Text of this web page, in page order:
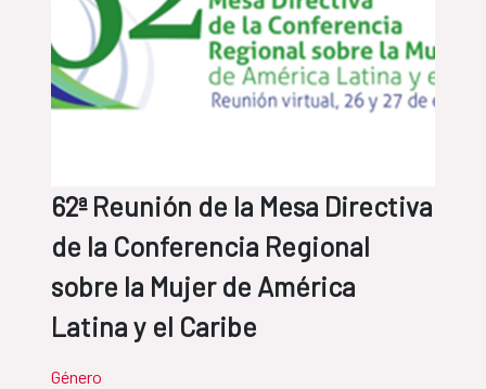
62ª Reunión de la Mesa Directiva
de la Conferencia Regional
sobre la Mujer de América
Latina y el Caribe
Género